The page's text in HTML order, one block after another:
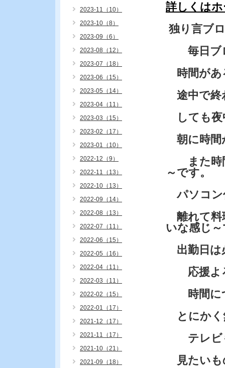
詳しくは
独り言ブ
毎日ブ
時間があ
途中で終
しても夜
朝に時間
また時間
～です。
パソコン
離れて料
いな感じ
出勤日は
応援よ
時間につ
とにかく
テレビも
見たいも
2023-11（10）
2023-10（8）
2023-09（6）
2023-08（12）
2023-07（18）
2023-06（15）
2023-05（14）
2023-04（11）
2023-03（15）
2023-02（17）
2023-01（10）
2022-12（9）
2022-11（13）
2022-10（13）
2022-09（14）
2022-08（13）
2022-07（11）
2022-06（15）
2022-05（16）
2022-04（11）
2022-03（11）
2022-02（15）
2022-01（17）
2021-12（17）
2021-11（17）
2021-10（21）
2021-09（18）